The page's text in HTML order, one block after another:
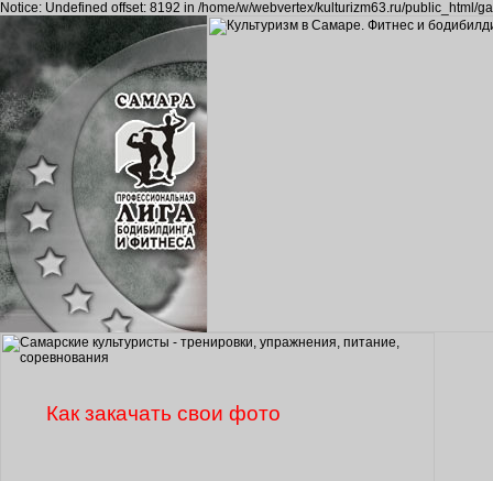
Notice: Undefined offset: 8192 in /home/w/webvertex/kulturizm63.ru/public_html/
Как закачать свои фото